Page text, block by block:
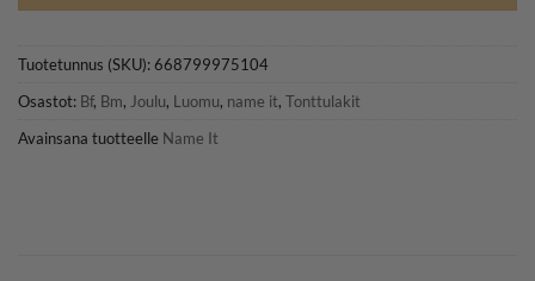
Tuotetunnus (SKU):668799975104
Osastot: Bf, Bm, Joulu, Luomu, name it, Tonttulakit
Avainsana tuotteelle Name It